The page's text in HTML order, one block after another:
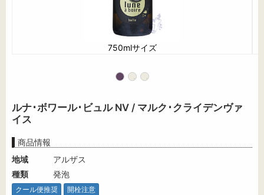
750mlサイズ
ルナ･ボワール･ビュル NV / マルク･クライデンヴァ
イス
商品情報
地域
アルザス
種類
発泡
クール便推奨 開栓注意